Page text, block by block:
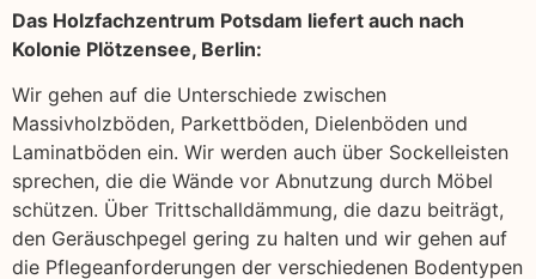
Das Holzfachzentrum Potsdam liefert auch nach
Kolonie Plötzensee, Berlin:
Wir gehen auf die Unterschiede zwischen
Massivholzböden, Parkettböden, Dielenböden und
Laminatböden ein. Wir werden auch über Sockelleisten
sprechen, die die Wände vor Abnutzung durch Möbel
schützen. Über Trittschalldämmung, die dazu beiträgt,
den Geräuschpegel gering zu halten und wir gehen auf
die Pflegeanforderungen der verschiedenen Bodentypen